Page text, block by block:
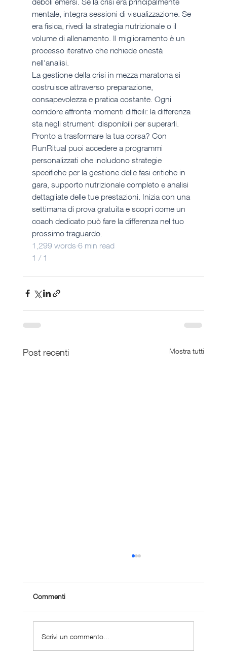
mentale, integra sessioni di visualizzazione. Se
era fisica, rivedi la strategia nutrizionale o il
volume di allenamento. Il miglioramento è un
processo iterativo che richiede onestà
nell'analisi.
La gestione della crisi in mezza maratona si
costruisce attraverso preparazione,
consapevolezza e pratica costante. Ogni
corridore affronta momenti difficili: la differenza
sta negli strumenti disponibili per superarli.
Pronto a trasformare la tua corsa? Con
RunRitual puoi accedere a programmi
personalizzati che includono strategie
specifiche per la gestione delle fasi critiche in
gara, supporto nutrizionale completo e analisi
dettagliate delle tue prestazioni. Inizia con una
settimana di prova gratuita e scopri come un
coach dedicato può fare la differenza nel tuo
prossimo traguardo.
1,299 words·6 min read
1 / 1
Post recenti Mostra tutti
Commenti
Scrivi un commento...